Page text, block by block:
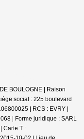
BOULOGNE | Raison
social : 225 boulevard
| RCS : EVRY |
| Forme juridique : SARL
Carte T :